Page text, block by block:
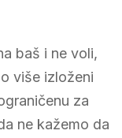
baš i ne voli,
više izloženi
za
ne kažemo da